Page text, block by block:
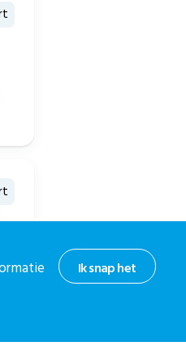
Ik snap het